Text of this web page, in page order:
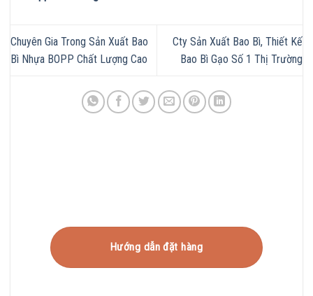
Chuyên Gia Trong Sản Xuất Bao
Bì Nhựa BOPP Chất Lượng Cao
Cty Sản Xuất Bao Bì, Thiết Kế
Bao Bì Gạo Số 1 Thị Trường
Hướng dẫn đặt hàng